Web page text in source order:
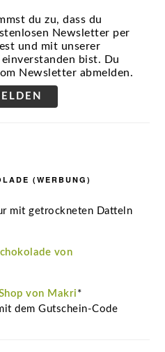
du zu, dass du
Newsletter per
und mit unserer
einverstanden bist. Du
Newsletter abmelden.
(WERBUNG)
mit getrockneten Datteln
von Makri *
dem Gutschein-Code